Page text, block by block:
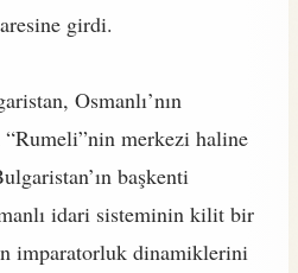
girdi.
Osmanlı’nın
merkezi haline
başkenti
idari sisteminin kilit bir
imparatorluk dinamiklerini